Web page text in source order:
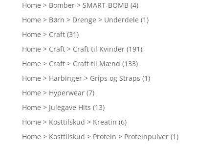
Home > Bomber > SMART-BOMB (4)
Home > Børn > Drenge > Underdele (1)
Home > Craft (31)
Home > Craft > Craft til Kvinder (191)
Home > Craft > Craft til Mænd (133)
Home > Harbinger > Grips og Straps (1)
Home > Hyperwear (7)
Home > Julegave Hits (13)
Home > Kosttilskud > Kreatin (6)
Home > Kosttilskud > Protein > Proteinpulver (1)